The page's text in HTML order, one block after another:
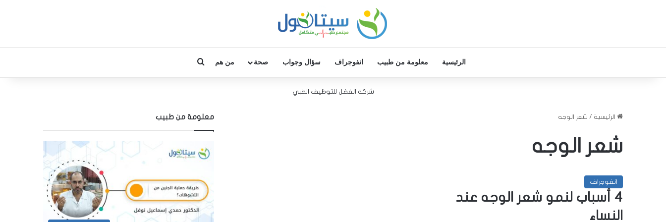
الرئيسية معلومة من طبيب انفوجراف سؤال وجواب صحة من هم
شركة الفضل للتوظيف الطبي
الرئيسية / شعر الوجه
شعر الوجه
انفوجراف
4 أسباب لنمو شعر الوجه عند
النساء
معلومة من طبيب